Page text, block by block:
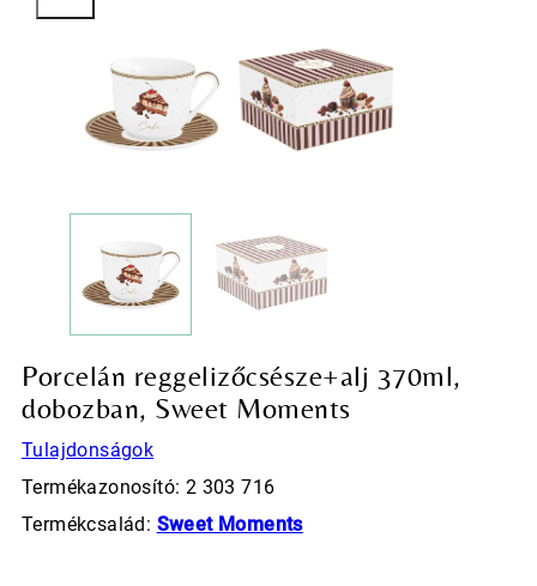
Porcelán reggelizőcsésze+alj 370ml,
dobozban, Sweet Moments
Tulajdonságok
Termékazonosító: 2 303 716
Termékcsalád: Sweet Moments